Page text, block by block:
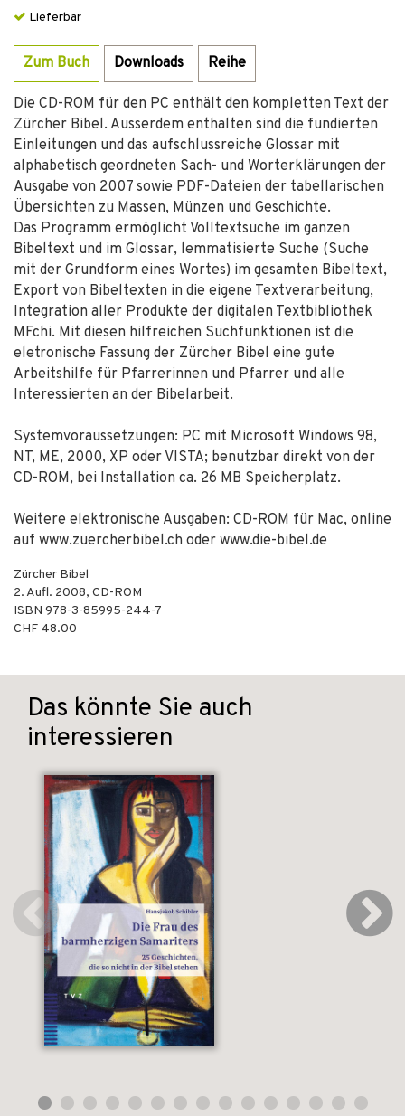
Lieferbar
Zum Buch Downloads Reihe
Die CD-ROM für den PC enthält den kompletten Text der
Zürcher Bibel. Ausserdem enthalten sind die fundierten
Einleitungen und das aufschlussreiche Glossar mit
alphabetisch geordneten Sach- und Worterklärungen der
Ausgabe von 2007 sowie PDF-Dateien der tabellarischen
Übersichten zu Massen, Münzen und Geschichte.
Das Programm ermöglicht Volltextsuche im ganzen
Bibeltext und im Glossar, lemmatisierte Suche (Suche
mit der Grundform eines Wortes) im gesamten Bibeltext,
Export von Bibeltexten in die eigene Textverarbeitung,
Integration aller Produkte der digitalen Textbibliothek
MFchi. Mit diesen hilfreichen Suchfunktionen ist die
eletronische Fassung der Zürcher Bibel eine gute
Arbeitshilfe für Pfarrerinnen und Pfarrer und alle
Interessierten an der Bibelarbeit.
Systemvoraussetzungen: PC mit Microsoft Windows 98,
NT, ME, 2000, XP oder VISTA; benutzbar direkt von der
CD-ROM, bei Installation ca. 26 MB Speicherplatz.
Weitere elektronische Ausgaben: CD-ROM für Mac, online
auf www.zuercherbibel.ch oder www.die-bibel.de
Zürcher Bibel
2. Aufl. 2008, CD-ROM
ISBN 978-3-85995-244-7
CHF 48.00
Das könnte Sie auch
interessieren